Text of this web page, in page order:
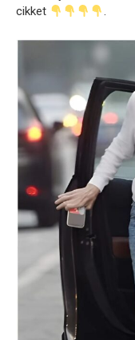
cikket
.